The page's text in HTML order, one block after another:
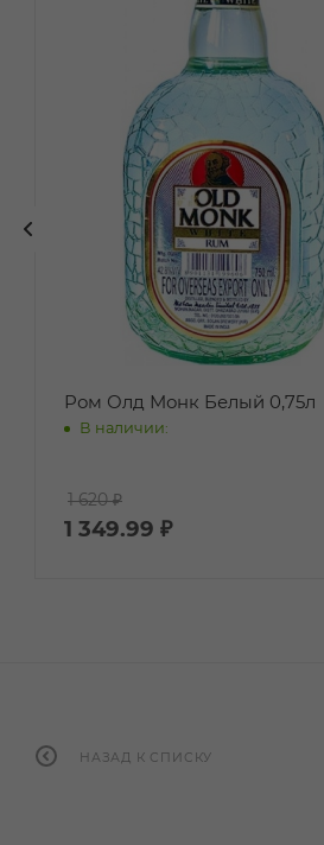
Ром Олд Монк Белый 0,75л
В наличии:
1 620 ₽
1 349.99 ₽
НАЗАД К СПИСКУ